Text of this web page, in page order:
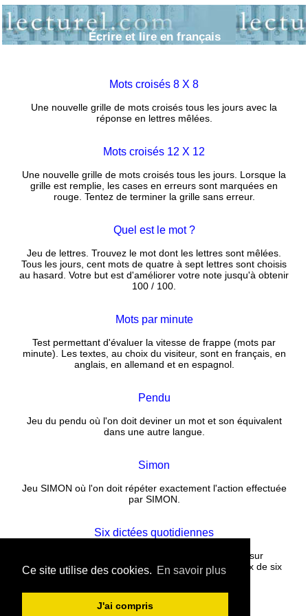
Ce site utilise des cookies. En savoir plus
J'ai compris
Écrire et lire en français
Mots croisés 8 X 8
Une nouvelle grille de mots croisés tous les jours avec la
réponse en lettres mêlées.
Mots croisés 12 X 12
Une nouvelle grille de mots croisés tous les jours. Lorsque la
grille est remplie, les cases en erreurs sont marquées en
rouge. Tentez de terminer la grille sans erreur.
Quel est le mot ?
Jeu de lettres. Trouvez le mot dont les lettres sont mêlées.
Tous les jours, cent mots de quatre à sept lettres sont choisis
au hasard. Votre but est d'améliorer votre note jusqu'à obtenir
100 / 100.
Mots par minute
Test permettant d'évaluer la vitesse de frappe (mots par
minute). Les textes, au choix du visiteur, sont en français, en
anglais, en allemand et en espagnol.
Pendu
Jeu du pendu où l'on doit deviner un mot et son équivalent
dans une autre langue.
Simon
Jeu SIMON où l'on doit répéter exactement l'action effectuée
par SIMON.
Six dictées quotidiennes
Corrigez un texte rempli de fautes puis cliquez sur
CORRECTION. La correction est instantanée. Choix de six
nouvelles dictées tous les jours.
Contact